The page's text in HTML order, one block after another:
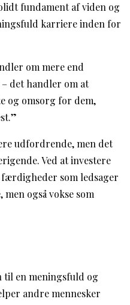
fundament af viden og
karriere inden for
om mere end
det handler om at
og omsorg for dem,
udfordrende, men det
Ved at investere
som ledsager
også vokse som
til en meningsfuld og
andre mennesker